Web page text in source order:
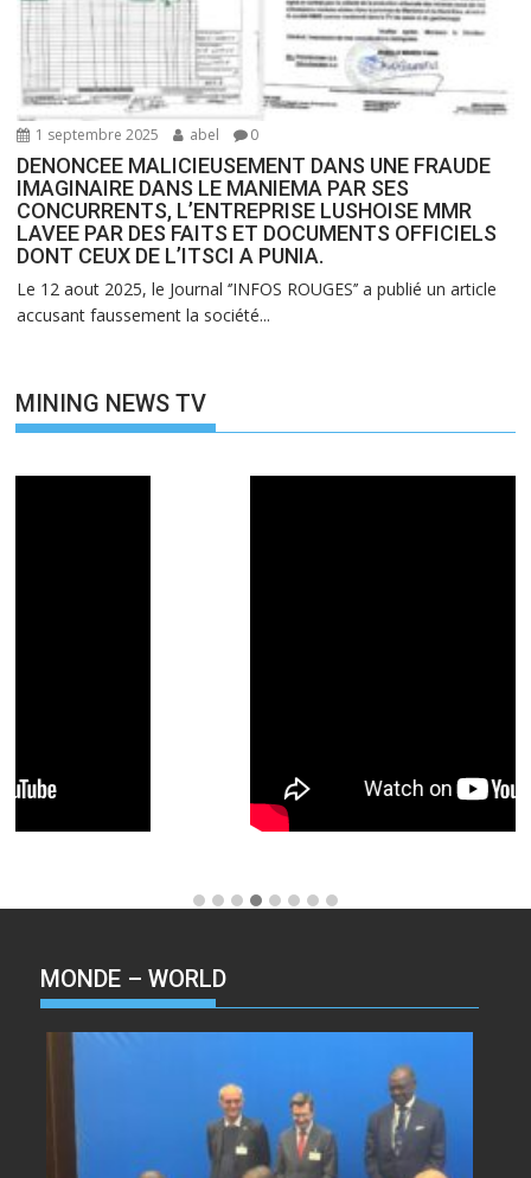
1 septembre 2025 abel 0
DENONCEE MALICIEUSEMENT DANS UNE FRAUDE
IMAGINAIRE DANS LE MANIEMA PAR SES
CONCURRENTS, L’ENTREPRISE LUSHOISE MMR
LAVEE PAR DES FAITS ET DOCUMENTS OFFICIELS
DONT CEUX DE L’ITSCI A PUNIA.
Le 12 aout 2025, le Journal ‘’INFOS ROUGES’’ a publié un article
accusant faussement la société...
MINING NEWS TV
MONDE – WORLD